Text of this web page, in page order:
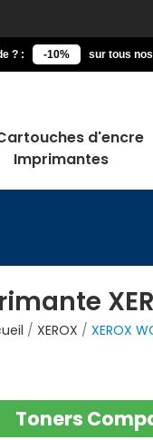
? : -10% sur tous
d'encre
Imprimantes
XEROX
XEROX
Toners